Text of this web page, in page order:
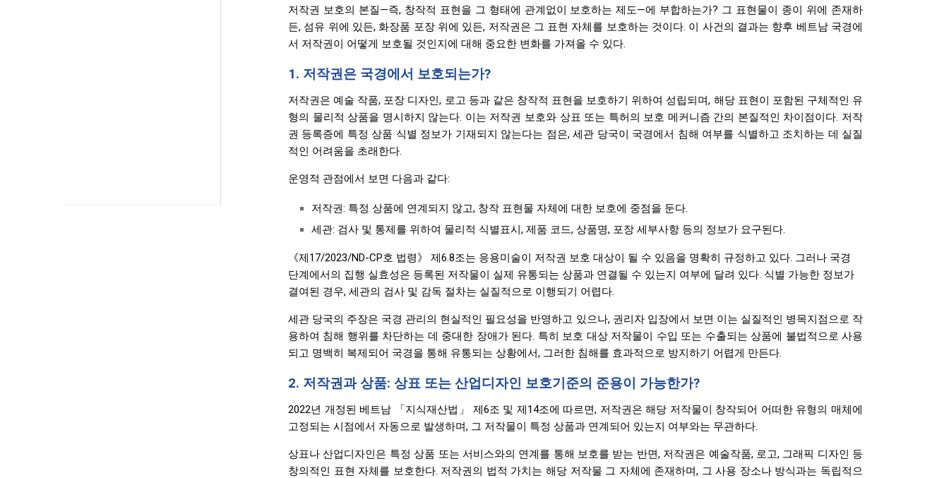
저작권 보호의 본질—즉, 창작적 표현을 그 형태에 관계없이 보호하는 제도—에 부합하는가? 그 표현물이 종이 위에 존재하
든, 섬유 위에 있든, 화장품 포장 위에 있든, 저작권은 그 표현 자체를 보호하는 것이다. 이 사건의 결과는 향후 베트남 국경에
서 저작권이 어떻게 보호될 것인지에 대해 중요한 변화를 가져올 수 있다.
1. 저작권은 국경에서 보호되는가?
저작권은 예술 작품, 포장 디자인, 로고 등과 같은 창작적 표현을 보호하기 위하여 성립되며, 해당 표현이 포함된 구체적인 유
형의 물리적 상품을 명시하지 않는다. 이는 저작권 보호와 상표 또는 특허의 보호 메커니즘 간의 본질적인 차이점이다. 저작
권 등록증에 특정 상품 식별 정보가 기재되지 않는다는 점은, 세관 당국이 국경에서 침해 여부를 식별하고 조치하는 데 실질
적인 어려움을 초래한다.
운영적 관점에서 보면 다음과 같다:
저작권: 특정 상품에 연계되지 않고, 창작 표현물 자체에 대한 보호에 중점을 둔다.
세관: 검사 및 통제를 위하여 물리적 식별표시, 제품 코드, 상품명, 포장 세부사항 등의 정보가 요구된다.
《제17/2023/ND-CP호 법령》 제6.8조는 응용미술이 저작권 보호 대상이 될 수 있음을 명확히 규정하고 있다. 그러나 국경
단계에서의 집행 실효성은 등록된 저작물이 실제 유통되는 상품과 연결될 수 있는지 여부에 달려 있다. 식별 가능한 정보가
결여된 경우, 세관의 검사 및 감독 절차는 실질적으로 이행되기 어렵다.
세관 당국의 주장은 국경 관리의 현실적인 필요성을 반영하고 있으나, 권리자 입장에서 보면 이는 실질적인 병목지점으로 작
용하여 침해 행위를 차단하는 데 중대한 장애가 된다. 특히 보호 대상 저작물이 수입 또는 수출되는 상품에 불법적으로 사용
되고 명백히 복제되어 국경을 통해 유통되는 상황에서, 그러한 침해를 효과적으로 방지하기 어렵게 만든다.
2. 저작권과 상품: 상표 또는 산업디자인 보호기준의 준용이 가능한가?
2022년 개정된 베트남 「지식재산법」 제6조 및 제14조에 따르면, 저작권은 해당 저작물이 창작되어 어떠한 유형의 매체에
고정되는 시점에서 자동으로 발생하며, 그 저작물이 특정 상품과 연계되어 있는지 여부와는 무관하다.
상표나 산업디자인은 특정 상품 또는 서비스와의 연계를 통해 보호를 받는 반면, 저작권은 예술작품, 로고, 그래픽 디자인 등
창의적인 표현 자체를 보호한다. 저작권의 법적 가치는 해당 저작물 그 자체에 존재하며, 그 사용 장소나 방식과는 독립적으